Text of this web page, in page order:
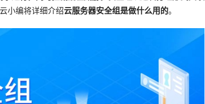
小编将详细介绍云服务器安全组是做什么用的。